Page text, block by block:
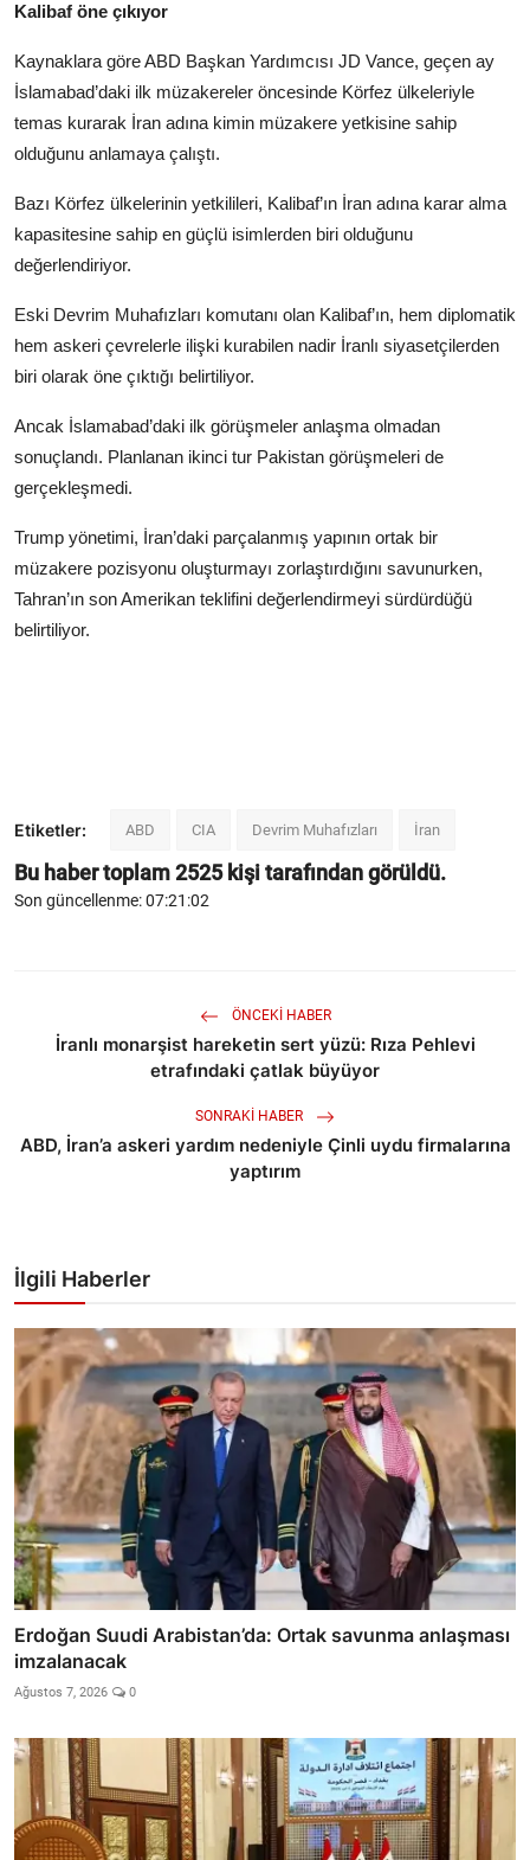
Kalibaf öne çıkıyor
Kaynaklara göre ABD Başkan Yardımcısı JD Vance, geçen ay
İslamabad’daki ilk müzakereler öncesinde Körfez ülkeleriyle
temas kurarak İran adına kimin müzakere yetkisine sahip
olduğunu anlamaya çalıştı.
Bazı Körfez ülkelerinin yetkilileri, Kalibaf’ın İran adına karar alma
kapasitesine sahip en güçlü isimlerden biri olduğunu
değerlendiriyor.
Eski Devrim Muhafızları komutanı olan Kalibaf’ın, hem diplomatik
hem askeri çevrelerle ilişki kurabilen nadir İranlı siyasetçilerden
biri olarak öne çıktığı belirtiliyor.
Ancak İslamabad’daki ilk görüşmeler anlaşma olmadan
sonuçlandı. Planlanan ikinci tur Pakistan görüşmeleri de
gerçekleşmedi.
Trump yönetimi, İran’daki parçalanmış yapının ortak bir
müzakere pozisyonu oluşturmayı zorlaştırdığını savunurken,
Tahran’ın son Amerikan teklifini değerlendirmeyi sürdürdüğü
belirtiliyor.
Etiketler: ABD CIA Devrim Muhafızları İran
Bu haber toplam2525kişi tarafından görüldü.
Son güncellenme: 07:21:02
ÖNCEKI HABER
İranlı monarşist hareketin sert yüzü: Rıza Pehlevi
etrafındaki çatlak büyüyor
SONRAKI HABER
ABD, İran’a askeri yardım nedeniyle Çinli uydu firmalarına
yaptırım
İlgili Haberler
Erdoğan Suudi Arabistan’da: Ortak savunma anlaşması
imzalanacak
Ağustos 7, 2026 0